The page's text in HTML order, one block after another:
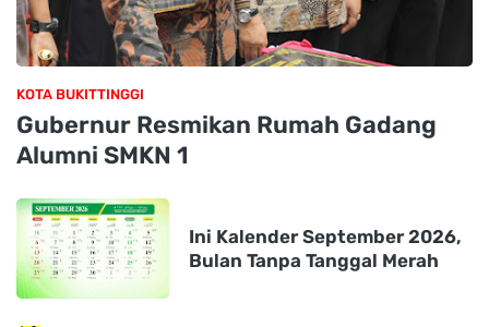
KOTA BUKITTINGGI
Gubernur Resmikan Rumah Gadang
Alumni SMKN 1
Ini Kalender September 2026,
Bulan Tanpa Tanggal Merah